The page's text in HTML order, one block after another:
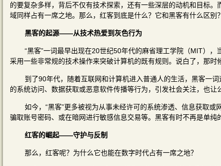
的要复杂多样，背后不仅有技术探索，还有一些深层的动机和目标
域同样占有一席之地。那么，红客到底是什么？它和黑客有什么区别
黑客的起源——从技术热爱到灰色行为
“黑客”一词最早出现在20世纪50年代的麻省理工学院（MIT）
采用一些非常规的技术操作来突破计算机的既有规则。说白了，那
到了90年代，随着互联网和计算机进入普通人的生活，黑客一
的系统访问、数据获取或恶意软件传播等行为，引发社会关注，也让
如今，“黑客”更多被视为从事未经许可的系统渗透、信息获取
骗取账号密码、或在暗网进行敏感信息交易等。黑客有时不再是单
红客的崛起——守护与反制
那么，红客呢？为什么它也能在数字时代占有一席之地？